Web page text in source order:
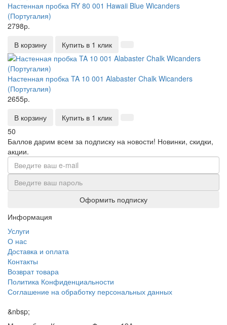
Настенная пробка RY 80 001 Hawaii Blue Wicanders
(Португалия)
2798р.
В корзину
Купить в 1 клик
Настенная пробка TA 10 001 Alabaster Chalk Wicanders
(Португалия)
2655р.
В корзину
Купить в 1 клик
50
Баллов дарим всем за подписку на новости! Новинки, скидки,
акции.
Оформить подписку
Информация
Услуги
О нас
Доставка и оплата
Контакты
Возврат товара
Политика Конфиденциальности
Соглашение на обработку персональных данных
&nbsp;